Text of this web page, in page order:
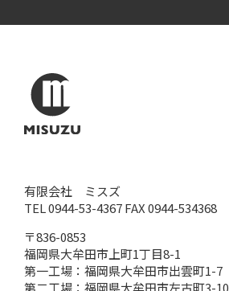
有限会社 ミスズ
TEL 0944-53-4367 FAX 0944-534368
〒836-0853
福岡県大牟田市上町1丁目8-1
第一工場：福岡県大牟田市出雲町1-7
第二工場：福岡県大牟田市左古町3-10